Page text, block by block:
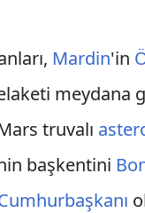
Mardin'in
meydana
truvalı
başkentini